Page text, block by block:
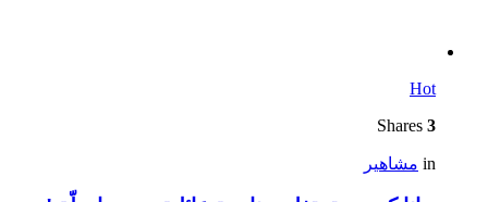
Hot
3
in مشاهير